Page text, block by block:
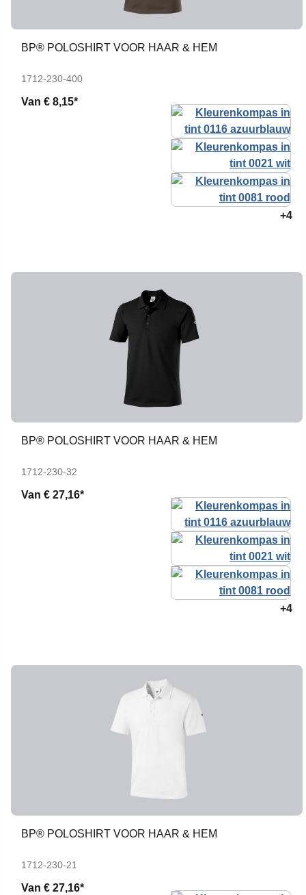
BP® POLOSHIRT VOOR HAAR & HEM
1712-230-400
Van € 8,15*
+4
BP® POLOSHIRT VOOR HAAR & HEM
1712-230-32
Van € 27,16*
+4
BP® POLOSHIRT VOOR HAAR & HEM
1712-230-21
Van € 27,16*